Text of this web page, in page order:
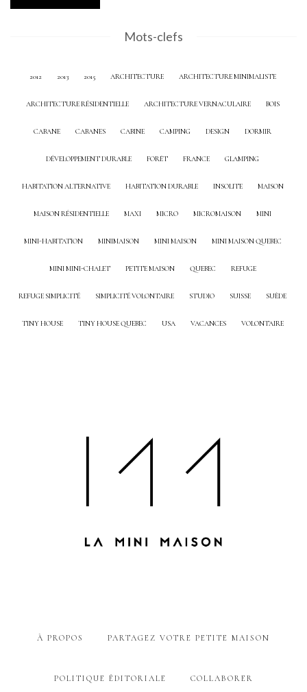
Mots-clefs
2012 2013 2015 ARCHITECTURE ARCHITECTURE MINIMALISTE
ARCHITECTURE RÉSIDENTIELLE ARCHITECTURE VERNACULAIRE BOIS
CABANE CABANES CABINE CAMPING DESIGN DORMIR
DÉVELOPPEMENT DURABLE FORÊT FRANCE GLAMPING
HABITATION ALTERNATIVE HABITATION DURABLE INSOLITE MAISON
MAISON RÉSIDENTIELLE MAXI MICRO MICROMAISON MINI
MINI-HABITATION MINIMAISON MINI MAISON MINI MAISON QUEBEC
MINI MINI-CHALET PETITE MAISON QUEBEC REFUGE
REFUGE SIMPLICITÉ SIMPLICITÉ VOLONTAIRE STUDIO SUISSE SUÈDE
TINY HOUSE TINY HOUSE QUEBEC USA VACANCES VOLONTAIRE
À PROPOS PARTAGEZ VOTRE PETITE MAISON
POLITIQUE ÉDITORIALE COLLABORER